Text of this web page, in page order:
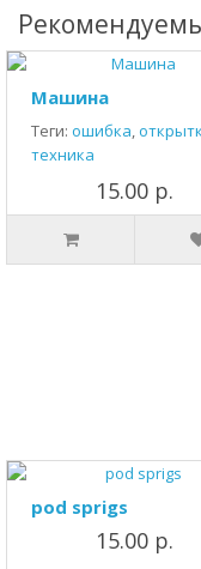
Машина
Теги: ошибка,
техника
15.00 р.
pod sprigs
15.00 р.